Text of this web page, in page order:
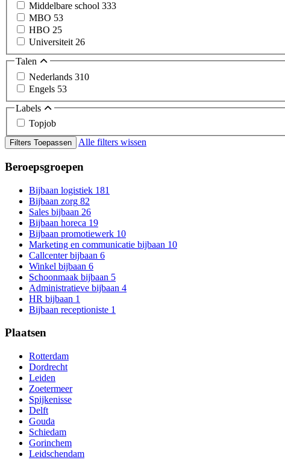
Middelbare school 333
MBO 53
HBO 25
Universiteit 26
Talen
Nederlands 310
Engels 53
Labels
Topjob
Filters Toepassen Alle filters wissen
Beroepsgroepen
Bijbaan logistiek 181
Bijbaan zorg 82
Sales bijbaan 26
Bijbaan horeca 19
Bijbaan promotiewerk 10
Marketing en communicatie bijbaan 10
Callcenter bijbaan 6
Winkel bijbaan 6
Schoonmaak bijbaan 5
Administratieve bijbaan 4
HR bijbaan 1
Bijbaan receptioniste 1
Plaatsen
Rotterdam
Dordrecht
Leiden
Zoetermeer
Spijkenisse
Delft
Gouda
Schiedam
Gorinchem
Leidschendam